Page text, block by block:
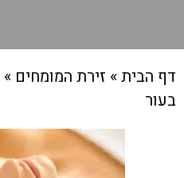
דף הבית» זירת המומחים »
בעור